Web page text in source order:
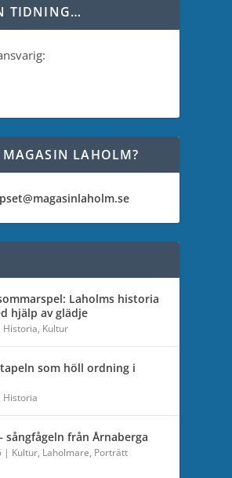
TIDNING…
LAHOLM?
Laholms historia
hjälp av glädje
Historia, Kultur
som höll ordning i
Historia
sångfågeln från Årnaberga
| Kultur, Laholmare, Porträtt